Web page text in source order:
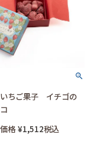
ちご果子 イチゴの
格 ¥1,512税込